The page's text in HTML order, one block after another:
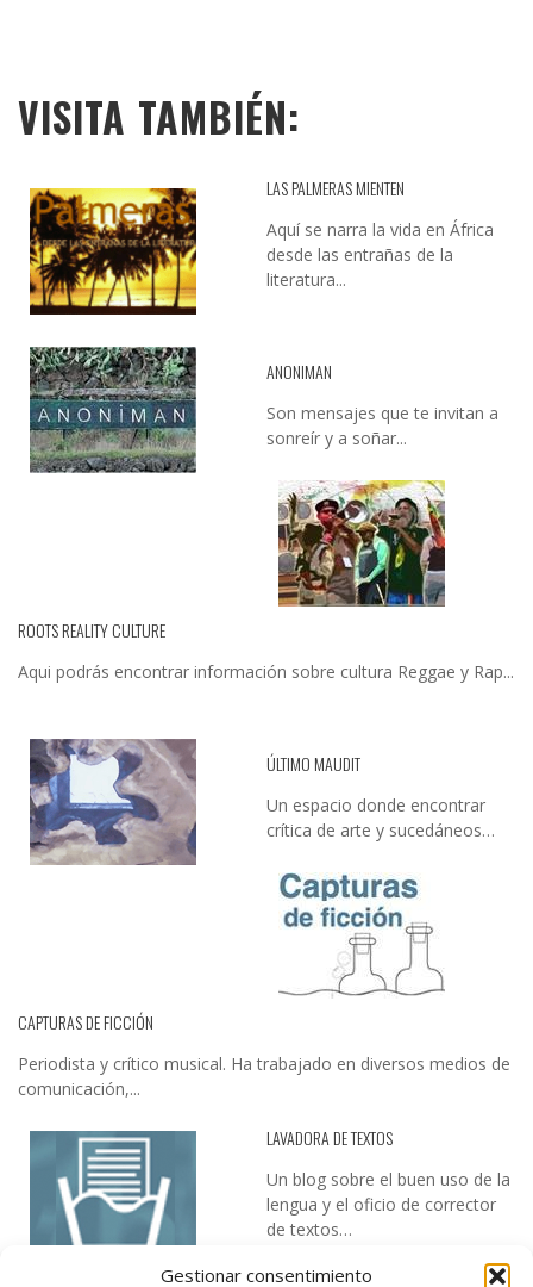
Gestionar consentimiento
VISITA TAMBIÉN:
LAS PALMERAS MIENTEN
Aquí se narra la vida en África
desde las entrañas de la
literatura...
ANONIMAN
Son mensajes que te invitan a
sonreír y a soñar...
ROOTS REALITY CULTURE
Aqui podrás encontrar información sobre cultura Reggae y Rap...
ÚLTIMO MAUDIT
Un espacio donde encontrar
crítica de arte y sucedáneos…
CAPTURAS DE FICCIÓN
Periodista y crítico musical. Ha trabajado en diversos medios de
comunicación,...
LAVADORA DE TEXTOS
Un blog sobre el buen uso de la
lengua y el oficio de corrector
de textos…